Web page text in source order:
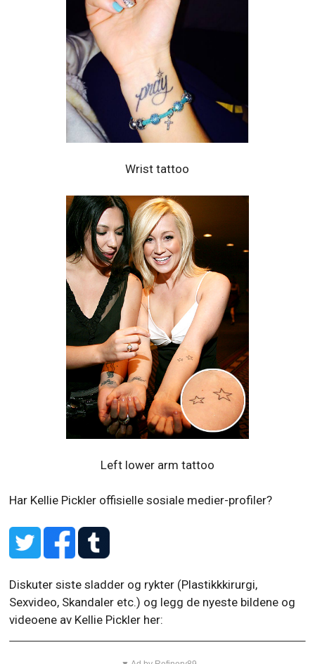
Wrist tattoo
Left lower arm tattoo
Har Kellie Pickler offisielle sosiale medier-profiler?
Diskuter siste sladder og rykter (Plastikkkirurgi,
Sexvideo, Skandaler etc.) og legg de nyeste bildene og
videoene av Kellie Pickler her: